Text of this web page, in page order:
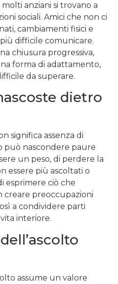
anziani si trovano a
sociali. Amici che non ci
cambiamenti fisici e
difficile comunicare.
chiusura progressiva,
forma di adattamento,
da superare.
dietro
significa assenza di
può nascondere paure
un peso, di perdere la
essere più ascoltati o
esprimere ciò che
creare preoccupazioni
a condividere parti
interiore.
assume un valore